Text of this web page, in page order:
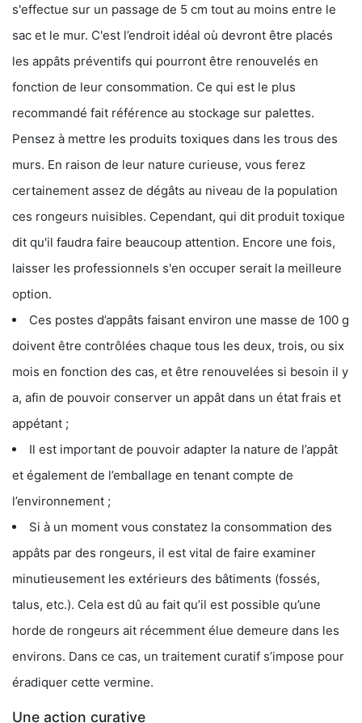
s'effectue sur un passage de 5 cm tout au moins entre le
sac et le mur. C'est l’endroit idéal où devront être placés
les appâts préventifs qui pourront être renouvelés en
fonction de leur consommation. Ce qui est le plus
recommandé fait référence au stockage sur palettes.
Pensez à mettre les produits toxiques dans les trous des
murs. En raison de leur nature curieuse, vous ferez
certainement assez de dégâts au niveau de la population
ces rongeurs nuisibles. Cependant, qui dit produit toxique
dit qu'il faudra faire beaucoup attention. Encore une fois,
laisser les professionnels s'en occuper serait la meilleure
option.
Ces postes d’appâts faisant environ une masse de 100 g
doivent être contrôlées chaque tous les deux, trois, ou six
mois en fonction des cas, et être renouvelées si besoin il y
a, afin de pouvoir conserver un appât dans un état frais et
appétant ;
Il est important de pouvoir adapter la nature de l’appât
et également de l’emballage en tenant compte de
l’environnement ;
Si à un moment vous constatez la consommation des
appâts par des rongeurs, il est vital de faire examiner
minutieusement les extérieurs des bâtiments (fossés,
talus, etc.). Cela est dû au fait qu’il est possible qu’une
horde de rongeurs ait récemment élue demeure dans les
environs. Dans ce cas, un traitement curatif s’impose pour
éradiquer cette vermine.
Une action curative